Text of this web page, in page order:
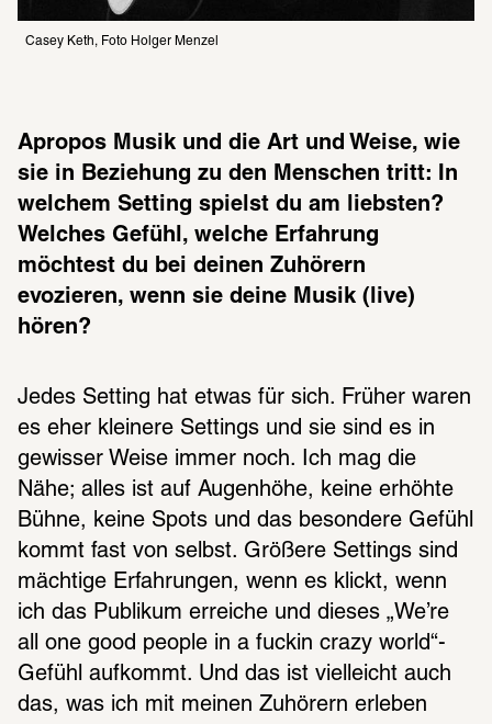
Casey Keth, Foto Holger Menzel
Apropos Musik und die Art und Weise, wie
sie in Beziehung zu den Menschen tritt: In
welchem Setting spielst du am liebsten?
Welches Gefühl, welche Erfahrung
möchtest du bei deinen Zuhörern
evozieren, wenn sie deine Musik (live)
hören?
Jedes Setting hat etwas für sich. Früher waren
es eher kleinere Settings und sie sind es in
gewisser Weise immer noch. Ich mag die
Nähe; alles ist auf Augenhöhe, keine erhöhte
Bühne, keine Spots und das besondere Gefühl
kommt fast von selbst. Größere Settings sind
mächtige Erfahrungen, wenn es klickt, wenn
ich das Publikum erreiche und dieses „We’re
all one good people in a fuckin crazy world“-
Gefühl aufkommt. Und das ist vielleicht auch
das, was ich mit meinen Zuhörern erleben